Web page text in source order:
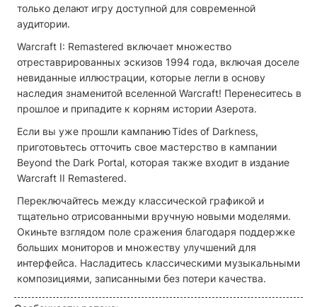
только делают игру доступной для современной
аудитории.
Warcraft I: Remastered включает множество
отреставрированных эскизов 1994 года, включая доселе
невиданные иллюстрации, которые легли в основу
наследия знаменитой вселенной Warcraft! Перенеситесь в
прошлое и припадите к корням истории Азерота.
Если вы уже прошли кампанию Tides of Darkness,
приготовьтесь отточить свое мастерство в кампании
Beyond the Dark Portal, которая также входит в издание
Warcraft II Remastered.
Переключайтесь между классической графикой и
тщательно отрисованными вручную новыми моделями.
Окиньте взглядом поле сражения благодаря поддержке
больших мониторов и множеству улучшений для
интерфейса. Насладитесь классическими музыкальными
композициями, записанными без потери качества.